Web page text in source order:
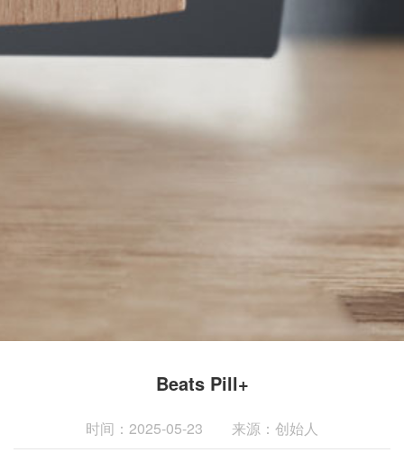
Beats Pill+
时间：2025-05-23 来源：创始人